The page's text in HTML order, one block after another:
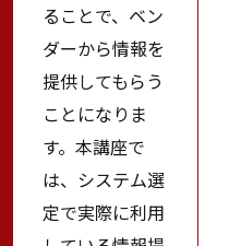
ることで、ベン
ダーから情報を
提供してもらう
ことになりま
す。本講座で
は、システム選
定で実際に利用